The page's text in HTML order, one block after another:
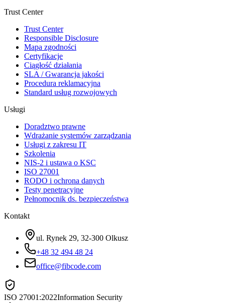
Trust Center
Trust Center
Responsible Disclosure
Mapa zgodności
Certyfikacje
Ciągłość działania
SLA / Gwarancja jakości
Procedura reklamacyjna
Standard usług rozwojowych
Usługi
Doradztwo prawne
Wdrażanie systemów zarządzania
Usługi z zakresu IT
Szkolenia
NIS-2 i ustawa o KSC
ISO 27001
RODO i ochrona danych
Testy penetracyjne
Pełnomocnik ds. bezpieczeństwa
Kontakt
ul. Rynek 29, 32-300 Olkusz
+48 32 494 48 24
office@fibcode.com
ISO 27001:2022Information Security